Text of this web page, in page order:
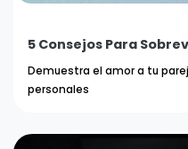
5 Consejos Para
Demuestra el amor a tu
personales